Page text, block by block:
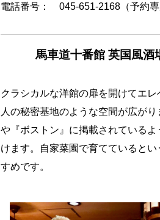
電話番号： 045-651-2168（予約専
馬車道十番館 英国風酒
クラシカルな洋館の扉を開けてエ
人の秘密基地のような空間が広が
や『ボストン』に掲載されている
けます。自家菜園で育てていると
すめです。